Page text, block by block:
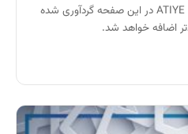
مجموعه ای از عکس پروفایل آتیه ATIYE در این صفحه گردآوری شده
اضافه خواهد شد.